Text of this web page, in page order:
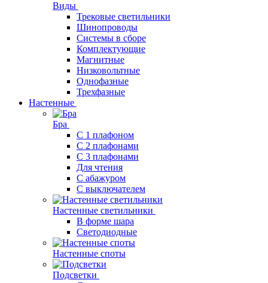
Виды
Трековые светильники
Шинопроводы
Системы в сборе
Комплектующие
Магнитные
Низковольтные
Однофазные
Трехфазные
Настенные
Бра
С 1 плафоном
С 2 плафонами
С 3 плафонами
Для чтения
С абажуром
С выключателем
Настенные светильники
В форме шара
Светодиодные
Настенные споты
Подсветки